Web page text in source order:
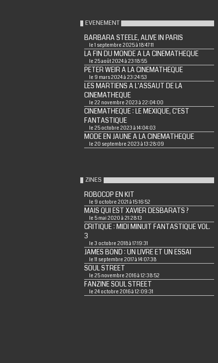
EVENEMENT
BARBARA STEELE, ALIVE IN PARIS
le 1 septembre 2025 à 18:47:11
LA FIN DU MONDE A LA CINEMATHEQUE
le 25 août 2024 à 23:18:55
PETER WEIR A LA CINEMATHEQUE
le 9 mars 2024 à 23:24:53
LES MARTIENS A L'ASSAUT DE LA
CINEMATHEQUE
le 22 novembre 2023 à 22:04:00
CINEMATHEQUE : LE MEXIQUE, C'EST
FANTASTIQUE
le 25 octobre 2023 à 14:04:03
MODE EN JAUNE A LA CINEMATHEQUE
le 20 septembre 2023 à 13:28:09
ZINES
ROBOCOP EN KIT
le 9 octobre 2021 à 15:16:52
MAIS QUI EST XAVIER DESBARATS ?
le 5 mai 2020 à 21:28:13
CRITIQUE : MIDI MINUIT FANTASTIQUE VOL.
3
le 3 octobre 2018 à 17:19:31
JAMES BOND : UN LIVRE ET UN ESSAI
le 11 septembre 2017 à 14:07:38
SOUL STREET
le 25 novembre 2016 à 12:38:52
FANZINE SOUL STREET
le 24 octobre 2016 à 12:09:31